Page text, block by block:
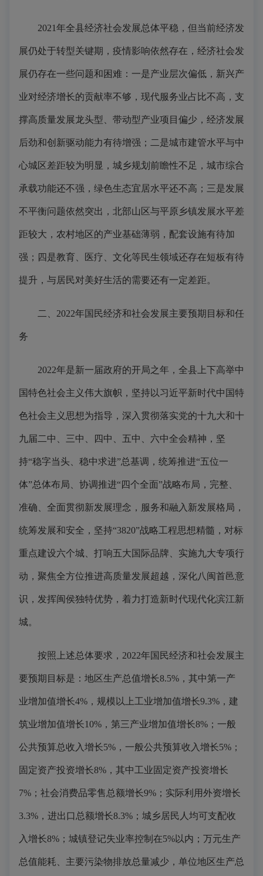
2021年全县经济社会发展总体平稳，但当前经济发
展仍处于转型关键期，疫情影响依然存在，经济社会发
展仍存在一些问题和困难：一是产业层次偏低，新兴产
业对经济增长的贡献率不够，现代服务业占比不高，支
撑高质量发展龙头型、带动型产业项目偏少，经济发展
后劲和创新驱动能力有待增强；二是城市建管水平与中
心城区差距较为明显，城乡规划前瞻性不足，城市综合
承载功能还不强，绿色生态宜居水平还不高；三是发展
不平衡问题依然突出，北部山区与平原乡镇发展水平差
距较大，农村地区的产业基础薄弱，配套设施有待加
强；四是教育、医疗、文化等民生领域还存在短板有待
提升，与居民对美好生活的需要还有一定差距。
二、2022年国民经济和社会发展主要预期目标和任
务
2022年是新一届政府的开局之年，全县上下高举中
国特色社会主义伟大旗帜，坚持以习近平新时代中国特
色社会主义思想为指导，深入贯彻落实党的十九大和十
九届二中、三中、四中、五中、六中全会精神，坚
持“稳字当头、稳中求进”总基调，统筹推进“五位一
体”总体布局、协调推进“四个全面”战略布局，完整、
准确、全面贯彻新发展理念，服务和融入新发展格局，
统筹发展和安全，坚持“3820”战略工程思想精髓，对标
重点建设六个城、打响五大国际品牌、实施九大专项行
动，聚焦全方位推进高质量发展超越，深化八闽首邑意
识，发挥闽侯独特优势，着力打造新时代现代化滨江新
城。
按照上述总体要求，2022年国民经济和社会发展主
要预期目标是：地区生产总值增长8.5%，其中第一产
业增加值增长4%，规模以上工业增加值增长9.3%，建
筑业增加值增长10%，第三产业增加值增长8%；一般
公共预算总收入增长5%，一般公共预算收入增长5%；
固定资产投资增长8%，其中工业固定资产投资增长
7%；社会消费品零售总额增长9%；实际利用外资增长
3.3%，进出口总额增长8.3%；城乡居民人均可支配收
入增长8%；城镇登记失业率控制在5%以内；万元生产
总值能耗、主要污染物排放总量减少，单位地区生产总